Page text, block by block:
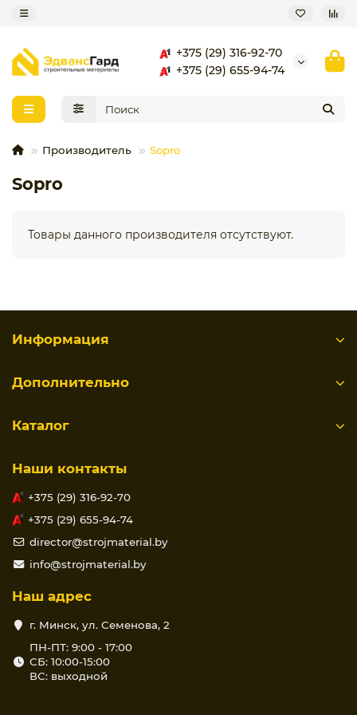
+375 (29) 316-92-70
+375 (29) 655-94-74
Производитель Sopro
Sopro
Товары данного производителя отсутствуют.
Информация
Дополнительно
Каталог
Наши контакты
+375 (29) 316-92-70
+375 (29) 655-94-74
director@strojmaterial.by
info@strojmaterial.by
Наш адрес
г. Минск, ул. Семенова, 2
ПН-ПТ: 9:00 - 17:00
СБ: 10:00-15:00
ВС: выходной